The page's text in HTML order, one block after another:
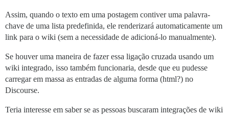
Assim, quando o texto em uma postagem contiver uma palavra-
chave de uma lista predefinida, ele renderizará automaticamente um
link para o wiki (sem a necessidade de adicioná-lo manualmente).
Se houver uma maneira de fazer essa ligação cruzada usando um
wiki integrado, isso também funcionaria, desde que eu pudesse
carregar em massa as entradas de alguma forma (html?) no
Discourse.
Teria interesse em saber se as pessoas buscaram integrações de wiki